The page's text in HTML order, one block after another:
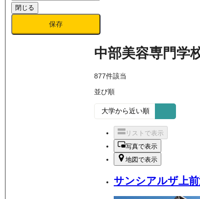
閉じる
保存
中部美容専門学
877件該当
並び順
リストで表示
写真で表示
地図で表示
サンシアルザ上